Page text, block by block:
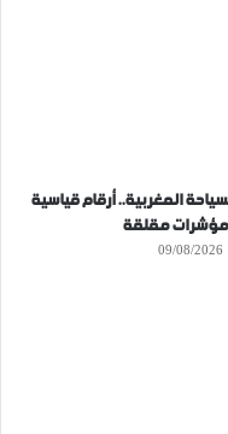
المغربية.. أرقام قياسية
مقلقة
09/08/2026